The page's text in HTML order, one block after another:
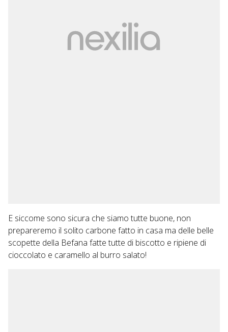
E siccome sono sicura che siamo tutte buone, non
prepareremo il solito carbone fatto in casa ma delle belle
scopette della Befana fatte tutte di biscotto e ripiene di
cioccolato e caramello al burro salato!